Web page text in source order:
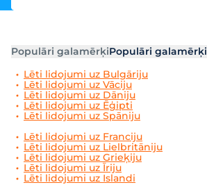
Populāri galamērķiPopulāri galamērķi
Lēti lidojumi uz Bulgāriju
Lēti lidojumi uz Vāciju
Lēti lidojumi uz Dāniju
Lēti lidojumi uz Ēģipti
Lēti lidojumi uz Spāniju
Lēti lidojumi uz Franciju
Lēti lidojumi uz Lielbritāniju
Lēti lidojumi uz Grieķiju
Lēti lidojumi uz Īriju
Lēti lidojumi uz Islandi